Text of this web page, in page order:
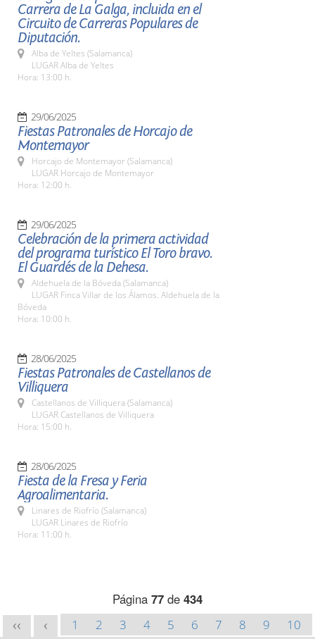
Carrera de La Galga, incluida en el
Circuito de Carreras Populares de
Diputación.
Alba de Yeltes (Salamanca)
LUGAR Alba de Yeltes
Hora: 13:00 h.
29/06/2025
Fiestas Patronales de Horcajo de
Montemayor
Horcajo de Montemayor (Salamanca)
LUGAR Horcajo de Montemayor
Hora: 12:00 h.
29/06/2025
Celebración de la primera actividad
del programa turístico El Toro bravo.
El Guardés de la Dehesa.
Aldehuela de la Bóveda (Salamanca)
LUGAR Finca Villar de los Álamos. Aldehuela de la
Bóveda
Hora: 10:00 h.
28/06/2025
Fiestas Patronales de Castellanos de
Villiquera
Castellanos de Villiquera (Salamanca)
LUGAR Castellanos de Villiquera
Hora: 15:00 h.
28/06/2025
Fiesta de la Fresa y Feria
Agroalimentaria.
Linares de Riofrío (Salamanca)
LUGAR Linares de Riofrío
Hora: 11:00 h.
Página 77 de 434
<< < 1 2 3 4 5 6 7 8 9
10